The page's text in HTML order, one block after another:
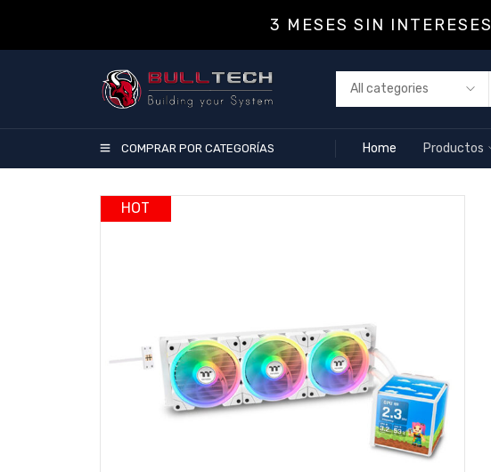
3 MESES SIN INTERESES
COMPRAR POR CATEGORÍAS Home Productos
HOT